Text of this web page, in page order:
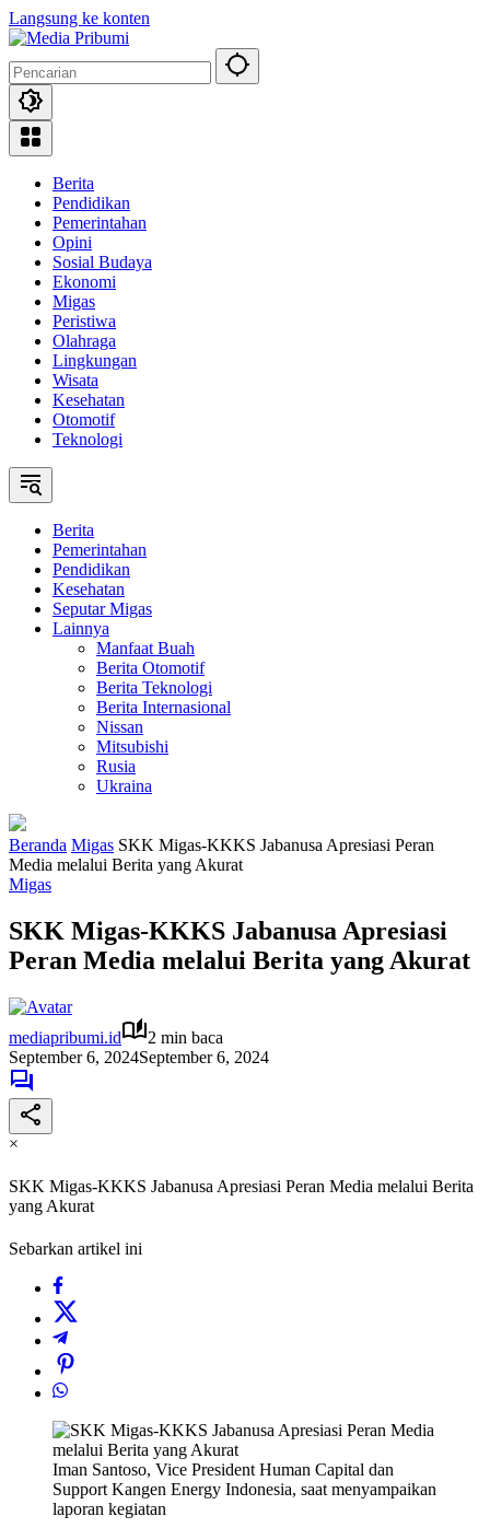
Langsung ke konten
Berita
Pendidikan
Pemerintahan
Opini
Sosial Budaya
Ekonomi
Migas
Peristiwa
Olahraga
Lingkungan
Wisata
Kesehatan
Otomotif
Teknologi
Berita
Pemerintahan
Pendidikan
Kesehatan
Seputar Migas
Lainnya
Manfaat Buah
Berita Otomotif
Berita Teknologi
Berita Internasional
Nissan
Mitsubishi
Rusia
Ukraina
Beranda Migas SKK Migas-KKKS Jabanusa Apresiasi Peran
Media melalui Berita yang Akurat
Migas
SKK Migas-KKKS Jabanusa Apresiasi
Peran Media melalui Berita yang Akurat
mediapribumi.id
2 min baca
September 6, 2024September 6, 2024
×
SKK Migas-KKKS Jabanusa Apresiasi Peran Media melalui Berita
yang Akurat
Sebarkan artikel ini
Iman Santoso, Vice President Human Capital dan
Support Kangen Energy Indonesia, saat menyampaikan
laporan kegiatan